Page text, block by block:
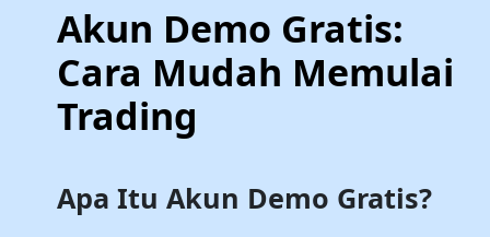
Akun Demo Gratis:
Cara Mudah Memulai
Trading
Apa Itu Akun Demo Gratis?